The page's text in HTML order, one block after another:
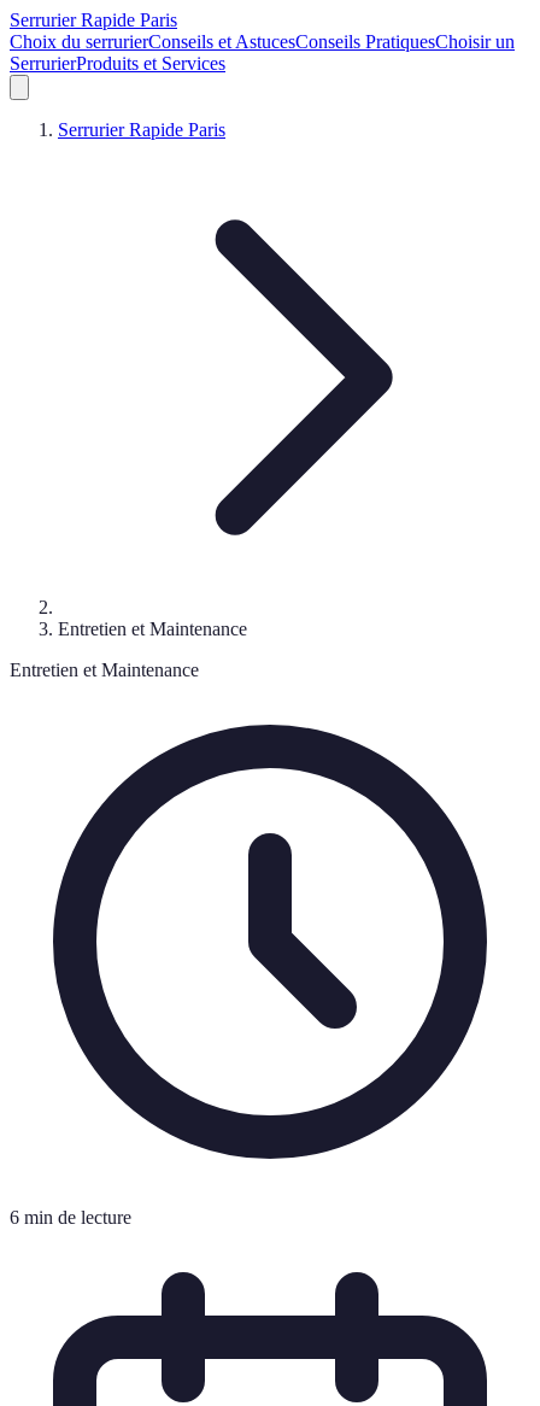
Serrurier Rapide Paris
Choix du serrurierConseils et AstucesConseils PratiquesChoisir un
SerrurierProduits et Services
Serrurier Rapide Paris
Entretien et Maintenance
Entretien et Maintenance
6 min de lecture